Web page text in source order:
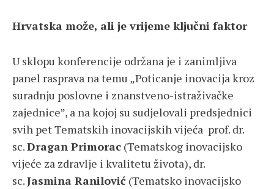
Hrvatska može, ali je vrijeme ključni faktor
U sklopu konferencije održana je i zanimljiva
panel rasprava na temu „Poticanje inovacija kroz
suradnju poslovne i znanstveno-istraživačke
zajednice”, a na kojoj su sudjelovali predsjednici
svih pet Tematskih inovacijskih vijeća prof. dr.
sc.Dragan Primorac (Tematskog inovacijsko
vijeće za zdravlje i kvalitetu života), dr.
sc.Jasmina Ranilović (Tematsko inovacijsko